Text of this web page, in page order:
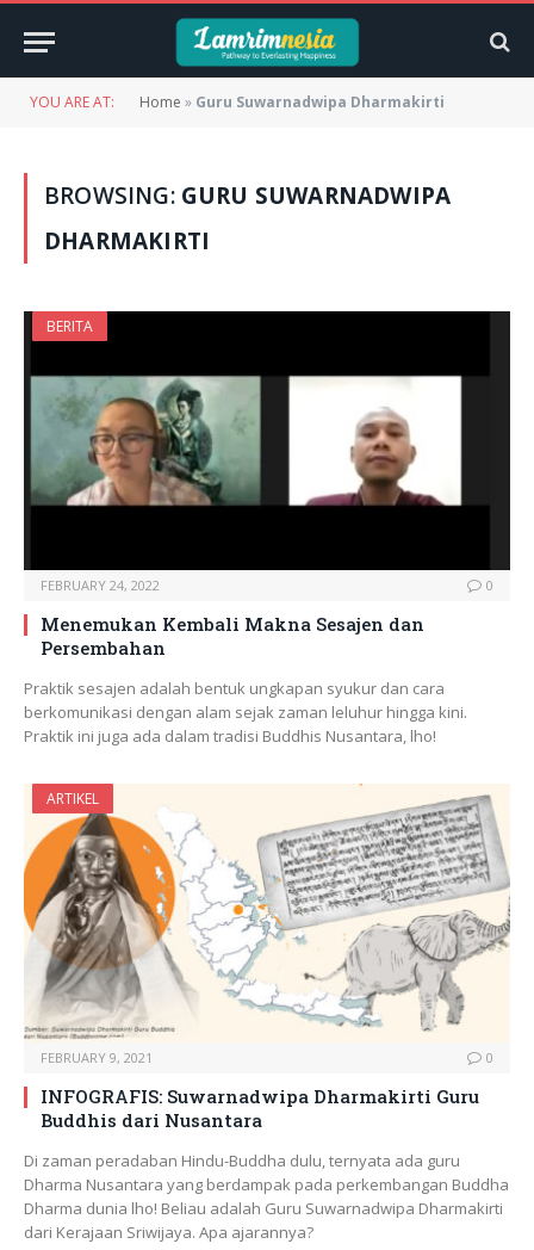
YOU ARE AT: Home » Guru Suwarnadwipa Dharmakirti
BROWSING: GURU SUWARNADWIPA
DHARMAKIRTI
BERITA
FEBRUARY 24, 2022 0
Menemukan Kembali Makna Sesajen dan
Persembahan
Praktik sesajen adalah bentuk ungkapan syukur dan cara
berkomunikasi dengan alam sejak zaman leluhur hingga kini.
Praktik ini juga ada dalam tradisi Buddhis Nusantara, lho!
ARTIKEL
FEBRUARY 9, 2021 0
INFOGRAFIS: Suwarnadwipa Dharmakirti Guru
Buddhis dari Nusantara
Di zaman peradaban Hindu-Buddha dulu, ternyata ada guru
Dharma Nusantara yang berdampak pada perkembangan Buddha
Dharma dunia lho! Beliau adalah Guru Suwarnadwipa Dharmakirti
dari Kerajaan Sriwijaya. Apa ajarannya?